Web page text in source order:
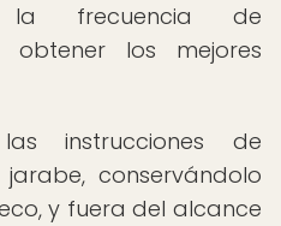
la frecuencia de
obtener los mejores
instrucciones de
conservándolo
y fuera del alcance